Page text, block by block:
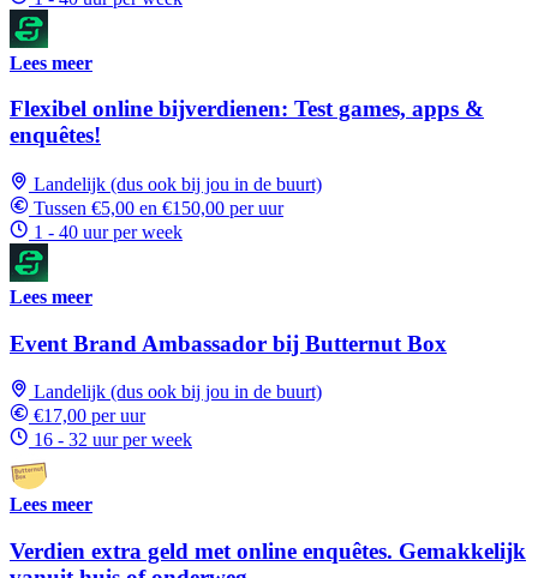
Lees meer
Flexibel online bijverdienen: Test games, apps &
enquêtes!
Landelijk (dus ook bij jou in de buurt)
Tussen €5,00 en €150,00 per uur
1 - 40 uur per week
Lees meer
Event Brand Ambassador bij Butternut Box
Landelijk (dus ook bij jou in de buurt)
€17,00 per uur
16 - 32 uur per week
Lees meer
Verdien extra geld met online enquêtes. Gemakkelijk